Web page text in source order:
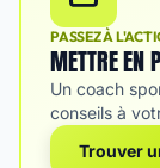
PASSEZ À
METTRE EN
Un coach
conseils à
Trouver